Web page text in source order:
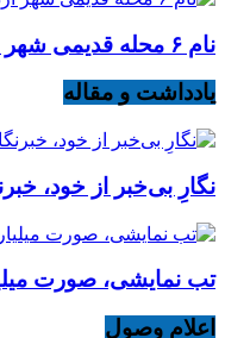
نام ۶ محله قدیمی شهر اردبیل
یادداشت و مقاله
نگارِ بی‌خبر از خود،
تب نمایشی، صورت
اعلام وصول